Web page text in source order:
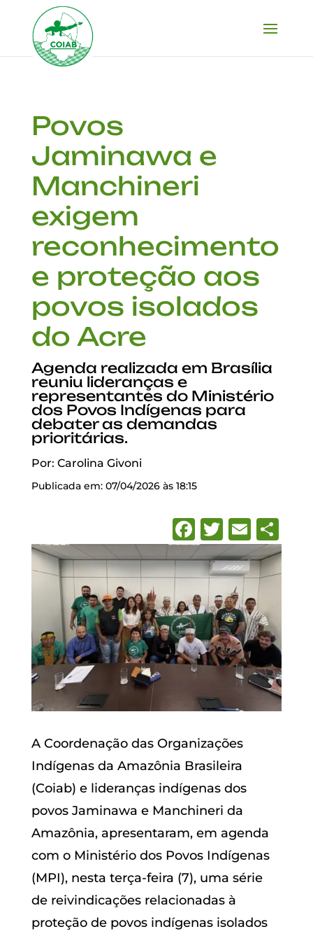
Povos
Jaminawa e
Manchineri
exigem
reconhecimento
e proteção aos
povos isolados
do Acre
Agenda realizada em Brasília
reuniu lideranças e
representantes do Ministério
dos Povos Indígenas para
debater as demandas
prioritárias.
Por: Carolina Givoni
Publicada em: 07/04/2026 às 18:15
Facebook
Twitter
A Coordenação das Organizações
Indígenas da Amazônia Brasileira
(Coiab) e lideranças indígenas dos
povos Jaminawa e Manchineri da
Amazônia, apresentaram, em agenda
com o Ministério dos Povos Indígenas
(MPI), nesta terça-feira (7), uma série
de reivindicações relacionadas à
proteção de povos indígenas isolados